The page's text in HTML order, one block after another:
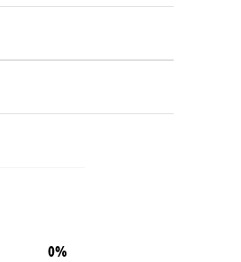
0%